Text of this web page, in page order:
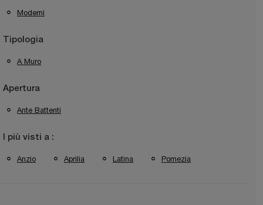
Moderni
Tipologia
A Muro
Apertura
Ante Battenti
I più visti a :
Anzio Aprilia Latina Pomezia